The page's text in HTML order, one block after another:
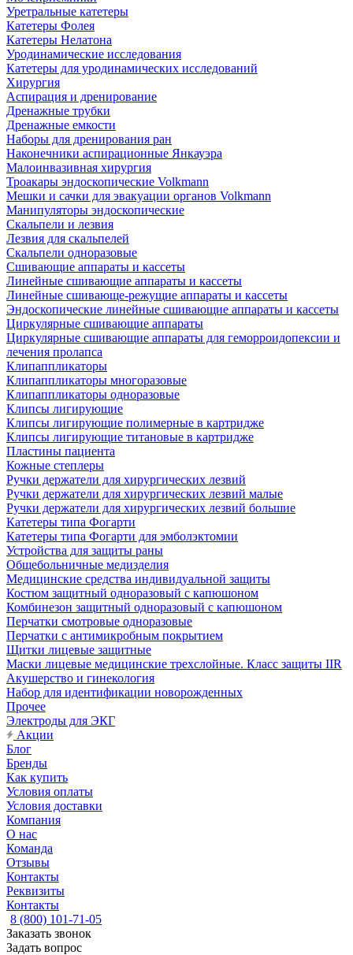
Уретральные катетеры
Катетеры Фолея
Катетеры Нелатона
Уродинамические исследования
Катетеры для уродинамических исследований
Хирургия
Аспирация и дренирование
Дренажные трубки
Дренажные емкости
Наборы для дренирования ран
Наконечники аспирационные Янкауэра
Малоинвазивная хирургия
Троакары эндоскопические Volkmann
Мешки и сачки для эвакуации органов Volkmann
Манипуляторы эндоскопические
Скальпели и лезвия
Лезвия для скальпелей
Скальпели одноразовые
Сшивающие аппараты и кассеты
Линейные сшивающие аппараты и кассеты
Линейные сшивающе-режущие аппараты и кассеты
Эндоскопические линейные сшивающие аппараты и кассеты
Циркулярные сшивающие аппараты
Циркулярные сшивающие аппараты для геморроидопексии и
лечения пролапса
Клипаппликаторы
Клипаппликаторы многоразовые
Клипаппликаторы одноразовые
Клипсы лигирующие
Клипсы лигирующие полимерные в картридже
Клипсы лигирующие титановые в картридже
Пластины пациента
Кожные степлеры
Ручки держатели для хирургических лезвий
Ручки держатели для хирургических лезвий малые
Ручки держатели для хирургических лезвий большие
Катетеры типа Фогарти
Катетеры типа Фогарти для эмболэктомии
Устройства для защиты раны
Общебольничные медизделия
Медицинские средства индивидуальной защиты
Костюм защитный одноразовый с капюшоном
Комбинезон защитный одноразовый с капюшоном
Перчатки смотровые одноразовые
Перчатки с антимикробным покрытием
Щитки лицевые защитные
Маски лицевые медицинские трехслойные. Класс защиты IIR
Акушерство и гинекология
Набор для идентификации новорожденных
Прочее
Электроды для ЭКГ
Акции
Блог
Бренды
Как купить
Условия оплаты
Условия доставки
Компания
О нас
Команда
Отзывы
Контакты
Реквизиты
Контакты
8 (800) 101-71-05
Заказать звонок
Задать вопрос